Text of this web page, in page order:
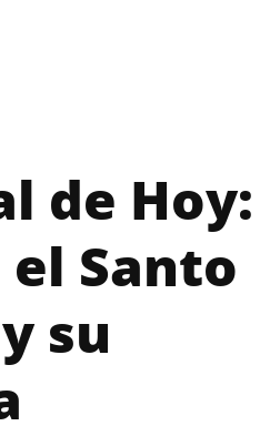
de Hoy:
el Santo
su